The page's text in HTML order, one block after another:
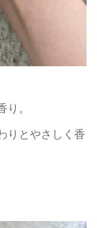
り。
りとやさしく香